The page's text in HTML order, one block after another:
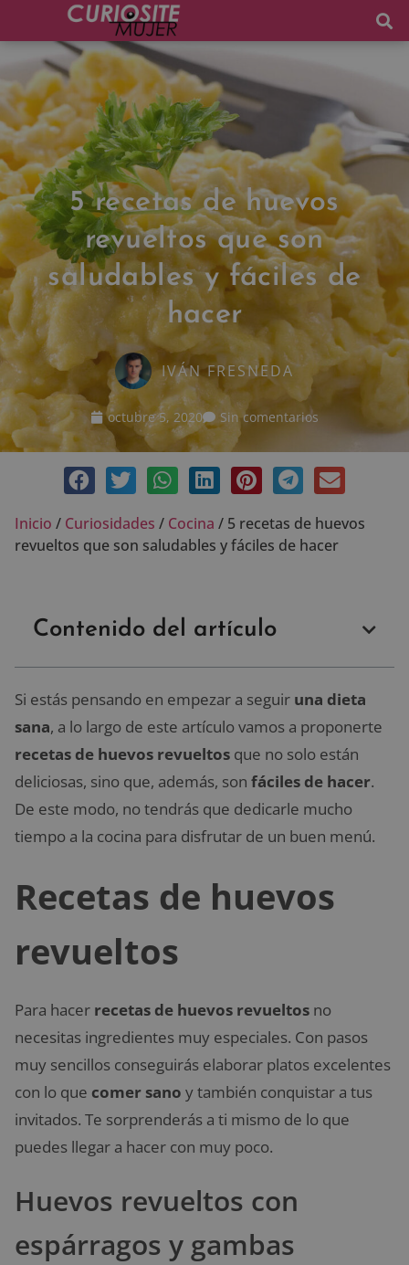
5 recetas de huevos
revueltos que son
saludables y fáciles de
hacer
IVÁN FRESNEDA
octubre 5, 2020 Sin comentarios
Inicio / Curiosidades / Cocina / 5 recetas de huevos
revueltos que son saludables y fáciles de hacer
Contenido del artículo
Si estás pensando en empezar a seguir una dieta
sana, a lo largo de este artículo vamos a proponerte
recetas de huevos revueltos que no solo están
deliciosas, sino que, además, son fáciles de hacer.
De este modo, no tendrás que dedicarle mucho
tiempo a la cocina para disfrutar de un buen menú.
Recetas de huevos
revueltos
Para hacer recetas de huevos revueltos no
necesitas ingredientes muy especiales. Con pasos
muy sencillos conseguirás elaborar platos excelentes
con lo que comer sano y también conquistar a tus
invitados. Te sorprenderás a ti mismo de lo que
puedes llegar a hacer con muy poco.
Huevos revueltos con
espárragos y gambas